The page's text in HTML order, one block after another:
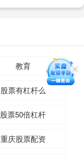
教育
股票有杠杆么
股票50倍杠杆
重庆股票配资